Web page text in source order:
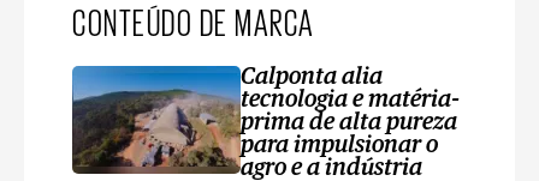
CONTEÚDO DE MARCA
Calponta alia
tecnologia e matéria-
prima de alta pureza
para impulsionar o
agro e a indústria